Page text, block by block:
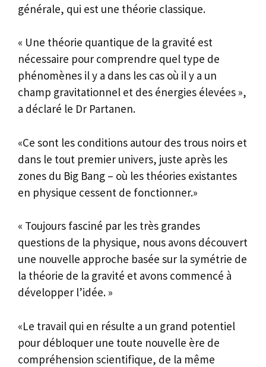
générale, qui est une théorie classique.
« Une théorie quantique de la gravité est
nécessaire pour comprendre quel type de
phénomènes il y a dans les cas où il y a un
champ gravitationnel et des énergies élevées »,
a déclaré le Dr Partanen.
«Ce sont les conditions autour des trous noirs et
dans le tout premier univers, juste après les
zones du Big Bang – où les théories existantes
en physique cessent de fonctionner.»
« Toujours fasciné par les très grandes
questions de la physique, nous avons découvert
une nouvelle approche basée sur la symétrie de
la théorie de la gravité et avons commencé à
développer l’idée. »
«Le travail qui en résulte a un grand potentiel
pour débloquer une toute nouvelle ère de
compréhension scientifique, de la même